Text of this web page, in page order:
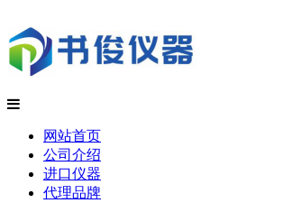
网站首页
公司介绍
进口仪器
代理品牌